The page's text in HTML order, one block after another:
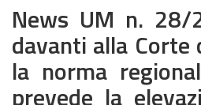
News UM n. 28/
davanti alla Corte
la norma
prevede la